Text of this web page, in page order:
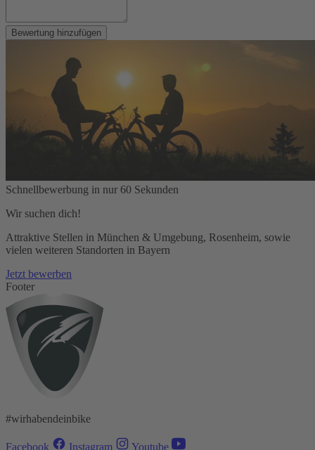
Bewertung hinzufügen
Schnellbewerbung in nur 60 Sekunden
Wir suchen dich!
Attraktive Stellen in München & Umgebung, Rosenheim, sowie
vielen weiteren Standorten in Bayern
Jetzt bewerben
Footer
#wirhabendeinbike
Facebook Instagram Youtube